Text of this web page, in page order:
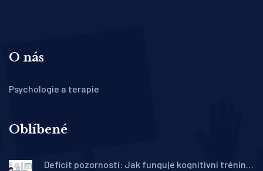
O nás
Psychologie a terapie
Oblíbené
Deficit pozornosti: Jak funguje kognitivní trénink